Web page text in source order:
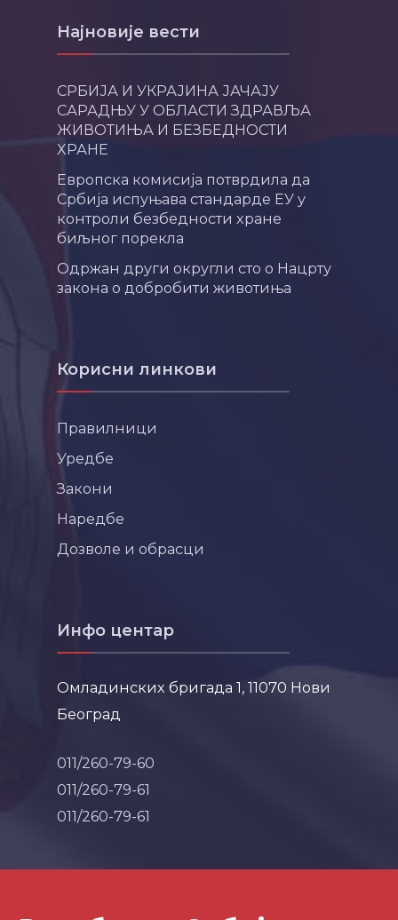
Најновије вести
СРБИЈА И УКРАЈИНА ЈАЧАЈУ
САРАДЊУ У ОБЛАСТИ ЗДРАВЉА
ЖИВОТИЊА И БЕЗБЕДНОСТИ
ХРАНЕ
Европска комисија потврдила да
Србија испуњава стандарде ЕУ у
контроли безбедности хране
биљног порекла
Одржан други округли сто о Нацрту
закона о добробити животиња
Корисни линкови
Правилници
Уредбе
Закони
Наредбе
Дозволе и обрасци
Инфо центар
Омладинских бригада 1, 11070 Нови
Београд
011/260-79-60
011/260-79-61
011/260-79-61